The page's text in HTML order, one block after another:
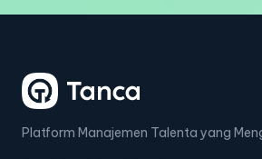
Platform Manajemen Talenta yang